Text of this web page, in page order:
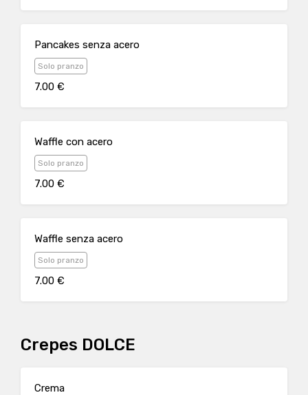
Pancakes senza acero
Solo pranzo
7.00 €
Waffle con acero
Solo pranzo
7.00 €
Waffle senza acero
Solo pranzo
7.00 €
Crepes DOLCE
Crema